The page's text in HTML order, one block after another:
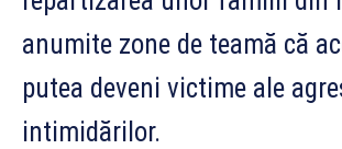
anumite zone de teamă că
putea deveni victime ale
intimidărilor.